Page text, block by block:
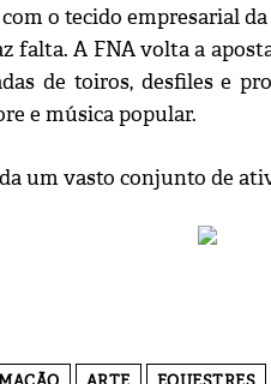
o tecido empresarial da
falta. A FNA volta a
de toiros, desfiles e
e música popular.
um vasto conjunto de